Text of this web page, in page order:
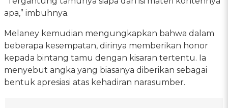
apa,” imbuhnya.
Melaney kemudian mengungkapkan bahwa dalam
beberapa kesempatan, dirinya memberikan honor
kepada bintang tamu dengan kisaran tertentu. Ia
menyebut angka yang biasanya diberikan sebagai
bentuk apresiasi atas kehadiran narasumber.